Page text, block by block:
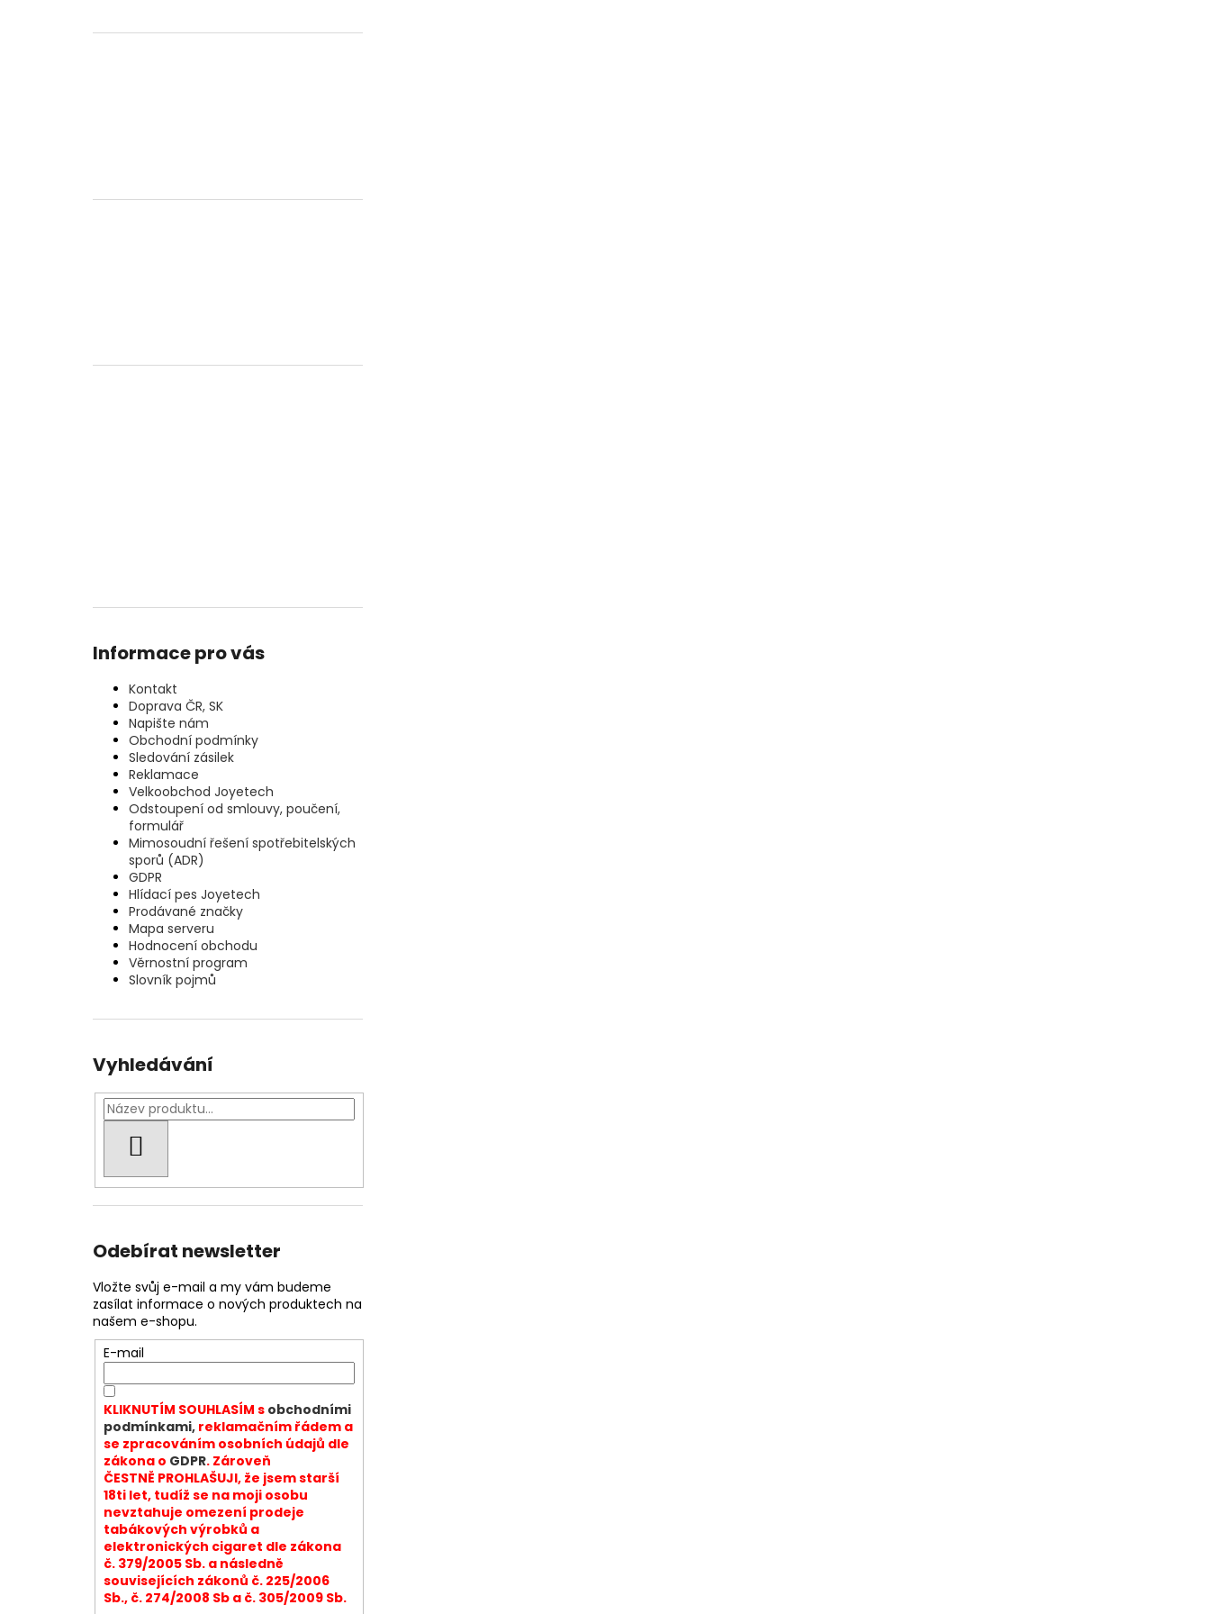
Informace pro vás
Kontakt
Doprava ČR, SK
Napište nám
Obchodní podmínky
Sledování zásilek
Reklamace
Velkoobchod Joyetech
Odstoupení od smlouvy, poučení,
formulář
Mimosoudní řešení spotřebitelských
sporů (ADR)
GDPR
Hlídací pes Joyetech
Prodávané značky
Mapa serveru
Hodnocení obchodu
Věrnostní program
Slovník pojmů
Vyhledávání
Odebírat newsletter
Vložte svůj e-mail a my vám budeme
zasílat informace o nových produktech na
našem e-shopu.
E-mail
KLIKNUTÍM SOUHLASÍM s obchodními
podmínkami,reklamačním řádem a
se zpracováním osobních údajů dle
zákona o GDPR. Zároveň
ČESTNĚ PROHLAŠUJI, že jsem starší
18ti let, tudíž se na moji osobu
nevztahuje omezení prodeje
tabákových výrobků a
elektronických cigaret dle zákona
č. 379/2005 Sb. a následně
souvisejících zákonů č. 225/2006
Sb., č. 274/2008 Sb a č. 305/2009 Sb.